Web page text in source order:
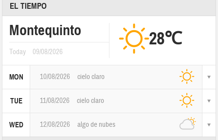
EL TIEMPO
Montequinto
Today 09/08/2026
28℃
MON 10/08/2026 cielo claro
TUE 11/08/2026 cielo claro
WED 12/08/2026 algo de nubes